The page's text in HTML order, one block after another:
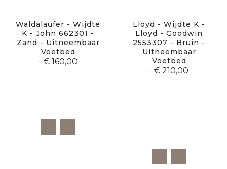
Waldalaufer - Wijdte
K - John 662301 -
Zand - Uitneembaar
Voetbed
€ 160,00
Lloyd - Wijdte K -
Lloyd - Goodwin
2553307 - Bruin -
Uitneembaar
Voetbed
€ 210,00